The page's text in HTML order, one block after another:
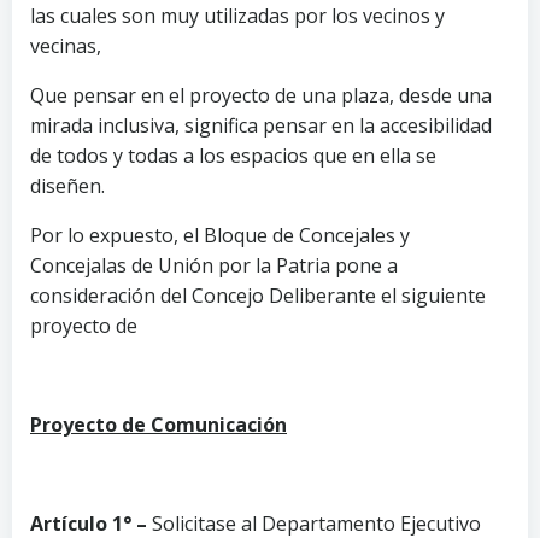
las cuales son muy utilizadas por los vecinos y
vecinas,
Que pensar en el proyecto de una plaza, desde una
mirada inclusiva, significa pensar en la accesibilidad
de todos y todas a los espacios que en ella se
diseñen.
Por lo expuesto, el Bloque de Concejales y
Concejalas de Unión por la Patria pone a
consideración del Concejo Deliberante el siguiente
proyecto de
Proyecto de Comunicación
Artículo 1° – Solicitase al Departamento Ejecutivo